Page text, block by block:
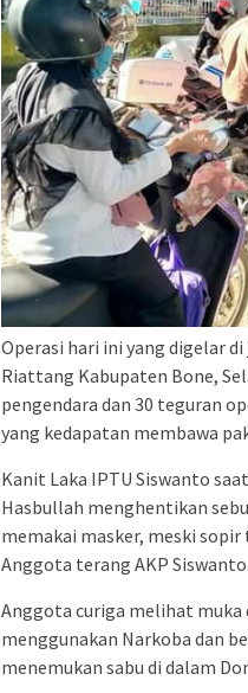
Operasi hari ini yang digelar
Riattang Kabupaten Bone,
pengendara dan 30 teguran
yang kedapatan membawa
Kanit Laka IPTU Siswanto
Hasbullah menghentikan
memakai masker, meski
Anggota terang AKP Siswanto.
Anggota curiga melihat muka
menggunakan Narkoba dan
menemukan sabu di dalam